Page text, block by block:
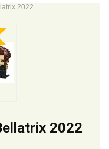
2022
2022